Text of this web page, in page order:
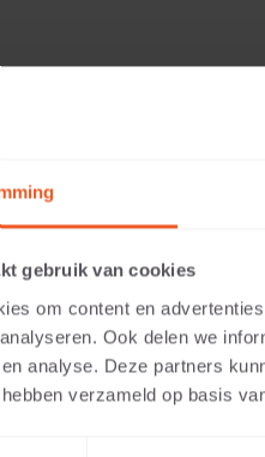
gebruik van cookies
om content en
Ook delen we
analyse. Deze partners
verzameld op basis
gerundet 60x60x20
gerundet 60x60x20